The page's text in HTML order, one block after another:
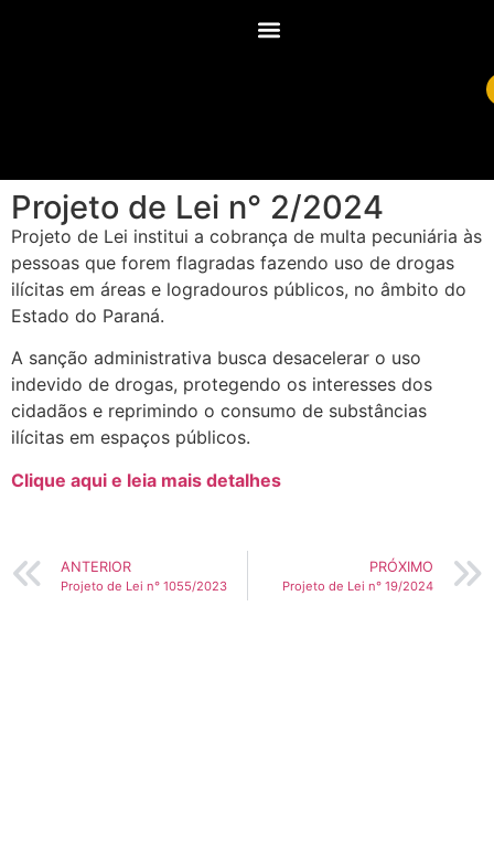
Projeto de Lei n° 2/2024
Projeto de Lei institui a cobrança de multa pecuniária às
pessoas que forem flagradas fazendo uso de drogas
ilícitas em áreas e logradouros públicos, no âmbito do
Estado do Paraná.
A sanção administrativa busca desacelerar o uso
indevido de drogas, protegendo os interesses dos
cidadãos e reprimindo o consumo de substâncias
ilícitas em espaços públicos.
Clique aqui e leia mais detalhes
ANTERIOR
Projeto de Lei n° 1055/2023
PRÓXIMO
Projeto de Lei n° 19/2024